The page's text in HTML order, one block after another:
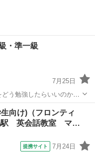
・準一級
7月25日
コーチ
向け)（フロンティ
駅 英会話教室 マ…
提携サイト 7月24日